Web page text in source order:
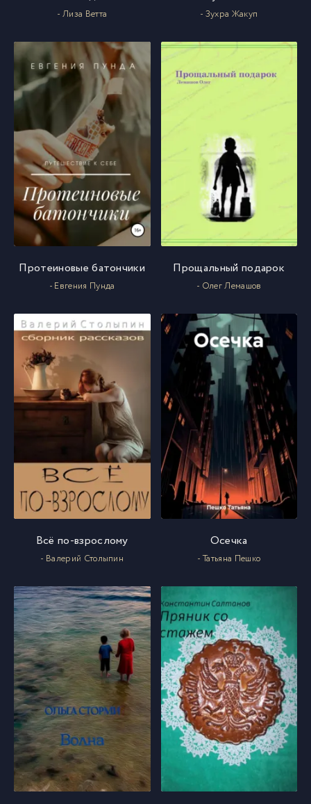
- Лиза Ветта - Зухра Жакуп
Протеиновые батончики
- Евгения Пунда
Прощальный подарок
- Олег Лемашов
Всё по-взрослому
- Валерий Столыпин
Осечка
- Татьяна Пешко